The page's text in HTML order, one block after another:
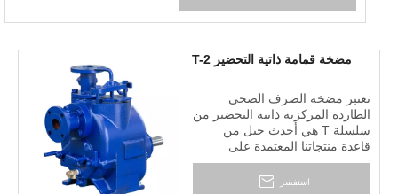
التعامل مع السوائل الصلبة
مضخة قمامة ذاتية التحضير T-2
تعتبر مضخة الصرف الصحي
الطاردة المركزية ذاتية التحضير من
سلسلة T هي أحدث جيل من
قاعدة منتجاتنا المعتمدة على
التكنولوجيا والحرف اليدوية
الأمريكية. إنه مصمم للتشغيل
استفسر